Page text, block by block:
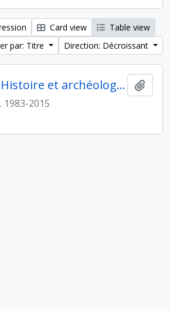
Card view
Table view
par: Titre
Direction: Décroissant
Luc Bachelot. Histoire et archéologie de l'Orient cunéiforme
1983-2015